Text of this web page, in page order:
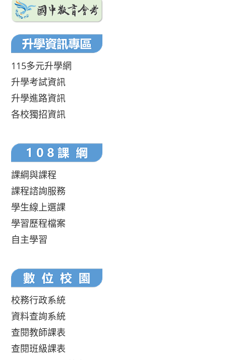
115多元升學網
升學考試資訊
升學進路資訊
各校獨招資訊
課綱與課程
課程諮詢服務
學生線上選課
學習歷程檔案
自主學習
校務行政系統
資料查詢系統
查閱教師課表
查閱班級課表